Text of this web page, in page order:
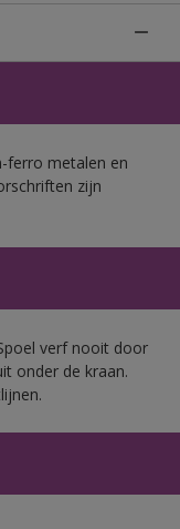
ferro metalen en
zijn
verf nooit door
onder de kraan.